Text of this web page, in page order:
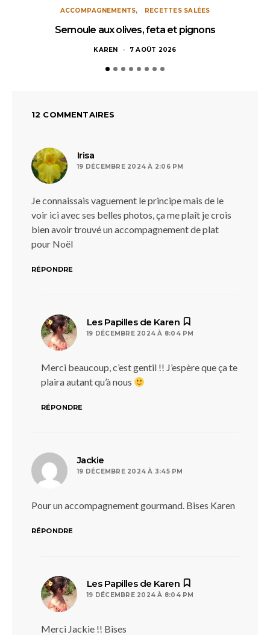
ACCOMPAGNEMENTS RECETTES SALÉES
Semoule aux olives, feta et pignons
KAREN 7 AOÛT 2026
12 COMMENTAIRES
Irisa
19 DÉCEMBRE 2024 À 2:06 PM
Je connaissais vaguement le principe mais de le
voir ici avec ses belles photos, ça me plaît je crois
bien avoir trouvé un accompagnement de plat
pour Noël
RÉPONDRE
Les Papilles de Karen
19 DÉCEMBRE 2024 À 8:04 PM
Merci beaucoup, c’est gentil !! J’espère que ça te
plaira autant qu’à nous
RÉPONDRE
Jackie
19 DÉCEMBRE 2024 À 3:45 PM
Pour un accompagnement gourmand. Bises Karen
RÉPONDRE
Les Papilles de Karen
19 DÉCEMBRE 2024 À 8:04 PM
Merci Jackie !! Bises